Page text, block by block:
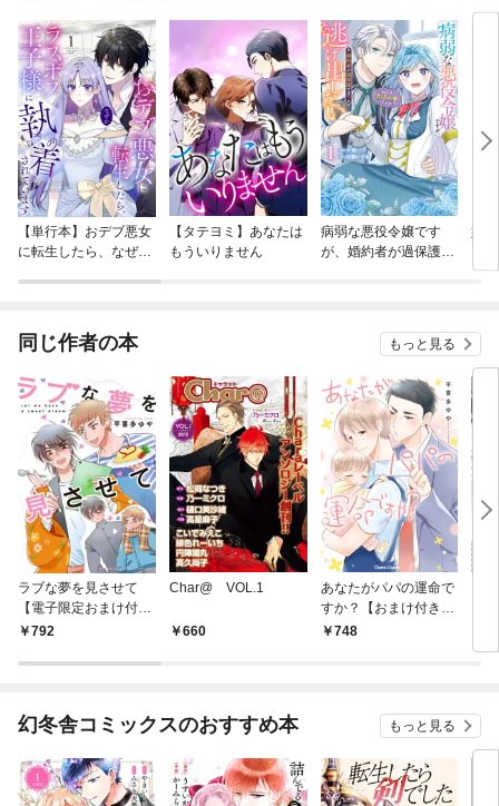
【単行本】おデブ悪女
に転生したら、なぜか
【タテヨミ】あなたは
もういりません
病弱な悪役令嬢です
が、婚約者が過保護す
妹
同じ作者の本 もっと見る
ラブな夢を見させて
【電子限定おまけ付
き】792
Char@ VOL.1
660
あなたがパパの運命で
すか？【おまけ付き電
子限定版】
748
幻冬舎コミックスのおすすめ本 もっと見る